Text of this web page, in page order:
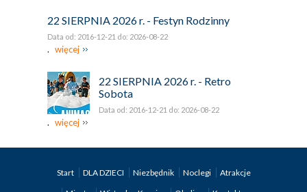
22 SIERPNIA 2026 r. - Festyn Rodzinny
Data od: 2016-12-21 do: 2026-08-22
. więcej
22 SIERPNIA 2026 r. - Retro
Sobota
Data od: 2016-12-21 do: 2026-08-22
. więcej
Start DLA DZIECI Niezbędnik Noclegi
Atrakcje